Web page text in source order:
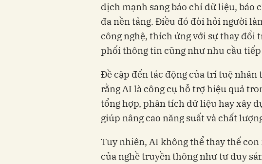
dịch mạnh sang báo chí dữ liệu, báo
đa nền tảng. Điều đó đòi hỏi người
công nghệ, thích ứng với sự thay đổi
phối thông tin cũng như nhu cầu
Đề cập đến tác động của trí tuệ nhân
rằng AI là công cụ hỗ trợ hiệu quả
tổng hợp, phân tích dữ liệu hay xây
giúp nâng cao năng suất và chất
Tuy nhiên, AI không thể thay thế
của nghề truyền thông như tư duy